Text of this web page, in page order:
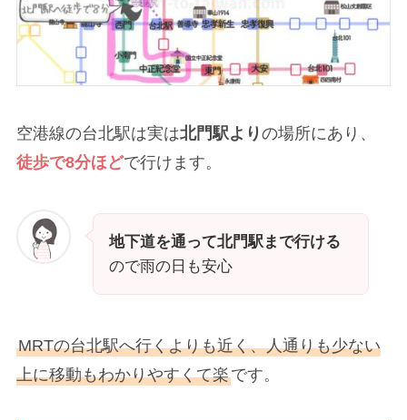
空港線の台北駅は実は北門駅よりの場所にあり、
徒歩で8分ほどで行けます。
地下道を通って北門駅まで行ける
ので雨の日も安心
MRTの台北駅へ行くよりも近く、人通りも少ない
上に移動もわかりやすくて楽です。